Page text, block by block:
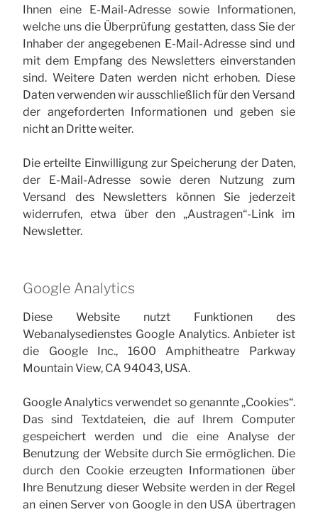
Ihnen eine E-Mail-Adresse sowie Informationen,
welche uns die Überprüfung gestatten, dass Sie der
Inhaber der angegebenen E-Mail-Adresse sind und
mit dem Empfang des Newsletters einverstanden
sind. Weitere Daten werden nicht erhoben. Diese
Daten verwenden wir ausschließlich für den Versand
der angeforderten Informationen und geben sie
nicht an Dritte weiter.
Die erteilte Einwilligung zur Speicherung der Daten,
der E-Mail-Adresse sowie deren Nutzung zum
Versand des Newsletters können Sie jederzeit
widerrufen, etwa über den „Austragen“-Link im
Newsletter.
Google Analytics
Diese Website nutzt Funktionen des
Webanalysedienstes Google Analytics. Anbieter ist
die Google Inc., 1600 Amphitheatre Parkway
Mountain View, CA 94043, USA.
Google Analytics verwendet so genannte „Cookies“.
Das sind Textdateien, die auf Ihrem Computer
gespeichert werden und die eine Analyse der
Benutzung der Website durch Sie ermöglichen. Die
durch den Cookie erzeugten Informationen über
Ihre Benutzung dieser Website werden in der Regel
an einen Server von Google in den USA übertragen